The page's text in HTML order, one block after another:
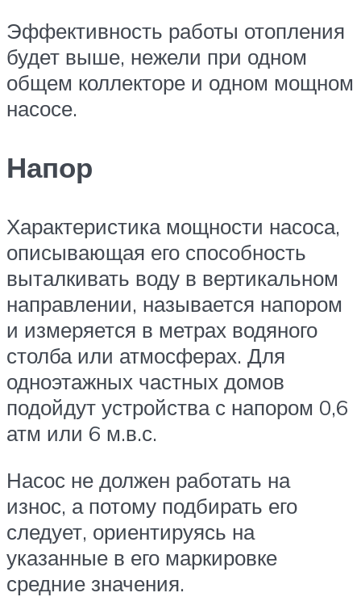
Эффективность работы отопления
будет выше, нежели при одном
общем коллекторе и одном мощном
насосе.
Напор
Характеристика мощности насоса,
описывающая его способность
выталкивать воду в вертикальном
направлении, называется напором
и измеряется в метрах водяного
столба или атмосферах. Для
одноэтажных частных домов
подойдут устройства с напором 0,6
атм или 6 м.в.с.
Насос не должен работать на
износ, а потому подбирать его
следует, ориентируясь на
указанные в его маркировке
средние значения.